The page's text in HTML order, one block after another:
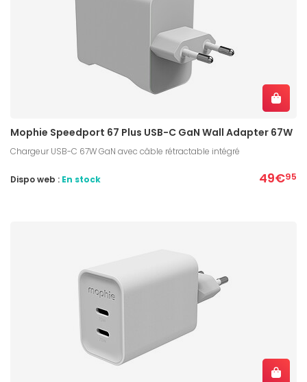
Mophie Speedport 67 Plus USB-C GaN Wall Adapter 67W
Chargeur USB-C 67W GaN avec câble rétractable intégré
49€95
Dispo web : En stock